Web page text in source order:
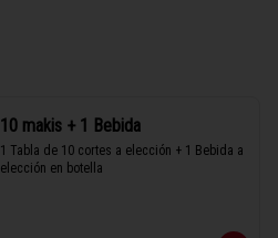
10 makis + 1 Bebida
1 Tabla de 10 cortes a elección + 1 Bebida a
elección en botella